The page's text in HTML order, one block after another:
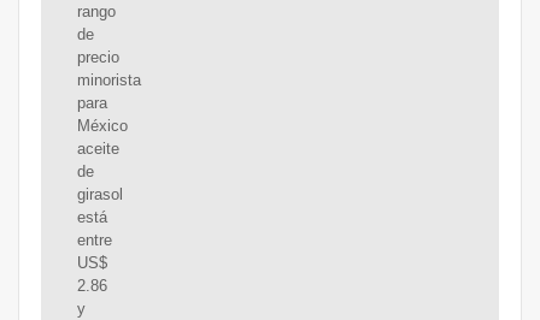
rango
de
precio
minorista
para
México
aceite
de
girasol
está
entre
US$
2.86
y